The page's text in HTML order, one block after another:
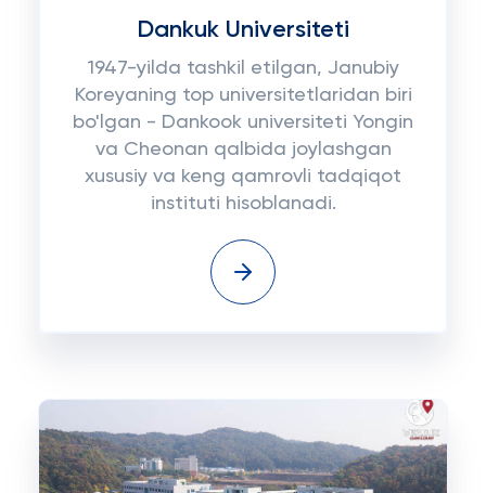
Dankuk Universiteti
1947-yilda tashkil etilgan, Janubiy
Koreyaning top universitetlaridan biri
bo'lgan - Dankook universiteti Yongin
va Cheonan qalbida joylashgan
xususiy va keng qamrovli tadqiqot
instituti hisoblanadi.